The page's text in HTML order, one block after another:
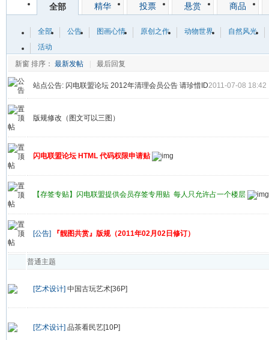
全部 精华 投票 悬赏 商品
全部 公告 图画心情 原创之作 动物世界
自然风光
活动
新窗 排序： 最新发帖 最后回复
站点公告: 闪电联盟论坛 2012年清理会员公告 请珍惜ID2011-07-08 18:42
版规修改（图文可以三图）
闪电联盟论坛 HTML 代码权限申请贴
【存签专贴】闪电联盟提供会员存签专用贴 每人只允许占一个楼层
[公告] 『靓图共赏』版规（2011年02月02日修订）
普通主题
[艺术设计] 中国古玩艺术[36P]
[艺术设计] 品茶看民艺[10P]